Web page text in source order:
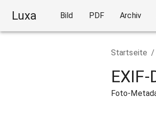
Luxa Bild PDF Archiv
Startseite /
Foto-